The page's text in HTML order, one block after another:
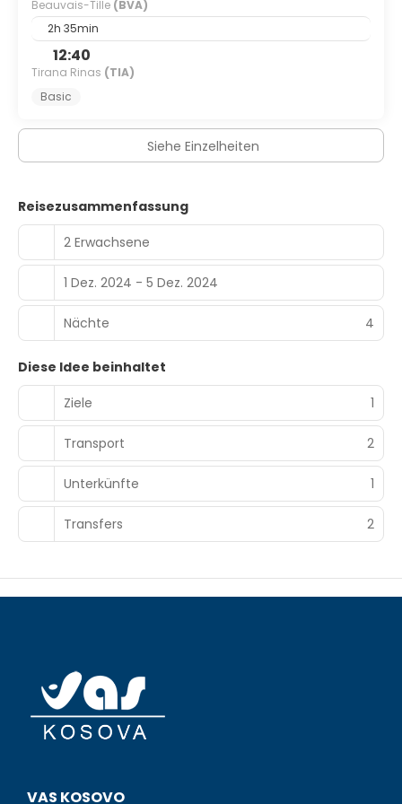
Beauvais-Tille (BVA)
2h 35min
12:40
Tirana Rinas (TIA)
Basic
Siehe Einzelheiten
Reisezusammenfassung
2 Erwachsene
1 Dez. 2024 - 5 Dez. 2024
Nächte 4
Diese Idee beinhaltet
Ziele
1
Transport 2
Unterkünfte 1
Transfers 2
VAS KOSOVO